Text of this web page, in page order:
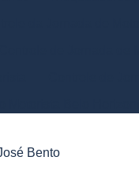
de Jornada
Bento